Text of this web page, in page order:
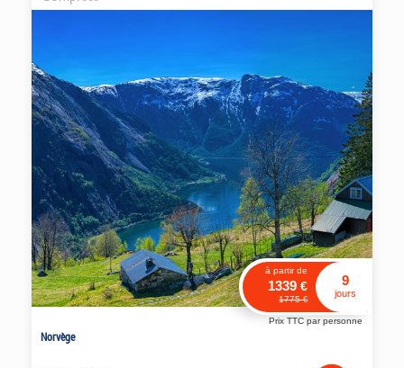
à partir de
1339€
1775€
9
jours
Prix TTC par personne
Norvège